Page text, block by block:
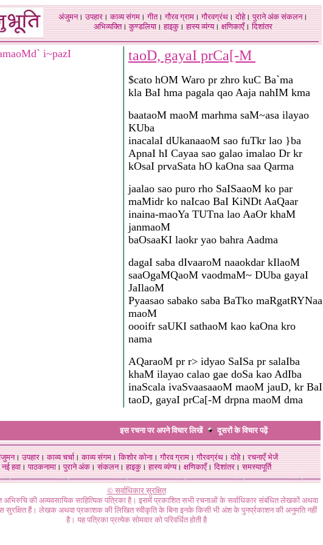
अंजुमन।उपहार।काव्य संगम।गीत।गौरव ग्राम।गौरवग्रंथ।दोहे।पुराने अंक संकलन।
अभिव्यक्ति।कुण्डलिया।हाइकु।हास्य व्यंग्य।क्षणिकाएँ।दिशांतर
i~pazI taoD, gayaI prCa[-M
$cato hOM Waro pr zhro kuC Ba`ma
kla BaI hma pagala qao Aaja nahIM kma
baataoM maoM marhma saM~asa ilayao
KUba
inacalaI dUkanaaoM sao fuTkr lao }ba
ApnaI hI Cayaa sao galao imalao Dr kr
kOsaI prvaSata hO kaOna saa Qarma
jaalao sao puro rho SaISaaoM ko par
maMidr ko naIcao BaI KiNDt AaQaar
inaina-maoYa TUTna lao AaOr khaM
janmaoM
baOsaaKI laokr yao bahra Aadma
dagaI saba dIvaaroM naaokdar kIlaoM
saaOgaMQaoM vaodmaM~ DUba gayaI
JaIlaoM
Pyaasao sabako saba BaTko maRgatRYNaa
maoM
oooifr saUKI sathaoM kao kaOna kro
nama
AQaraoM pr r> idyao SaISa pr salaIba
khaM ilayao calao gae doSa kao AdIba
inaScala ivaSvaasaaoM maoM jauD, kr BaI
taoD, gayaI prCa[-M drpna maoM dma
इस रचना पर अपने विचार लिखें दूसरों के विचारपढ़ें
।उपहार।काव्य चर्चा।काव्य संगम।किशोर कोना।गौरव ग्राम।गौरवग्रंथ।दोहे।रचनाएँ भेजें
नई हवा। पाठकनामा। पुराने अंक। संकलन। हाइकु। हास्य व्यंग्य। क्षणिकाएँ। दिशांतर। समस्यापूर्ति
© सर्वाधिकार सुरक्षित
अभिरुचि की अव्यवसायिक साहित्यिक पत्रिका है। इसमें प्रकाशित सभी रचनाओं के सर्वाधिकार संबंधित लेखकों अथवा
सुरक्षित हैं। लेखक अथवा प्रकाशक की लिखित स्वीकृति के बिना इनके किसी भी अंश के पुनर्प्रकाशन की अनुमति नहीं
है। यह पत्रिका प्रत्येक सोमवार को परिवर्धित होती है